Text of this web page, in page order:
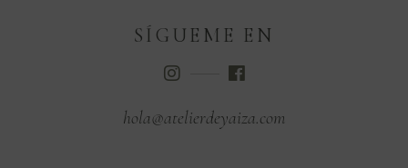
SÍGUEME EN
hola@atelierdeyaiza.com